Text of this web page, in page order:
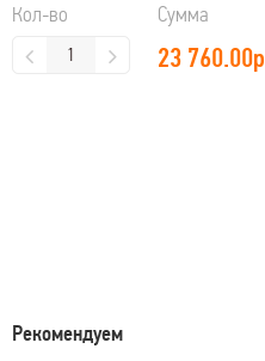
Кол-во Сумма
23 760.00р
Рекомендуем